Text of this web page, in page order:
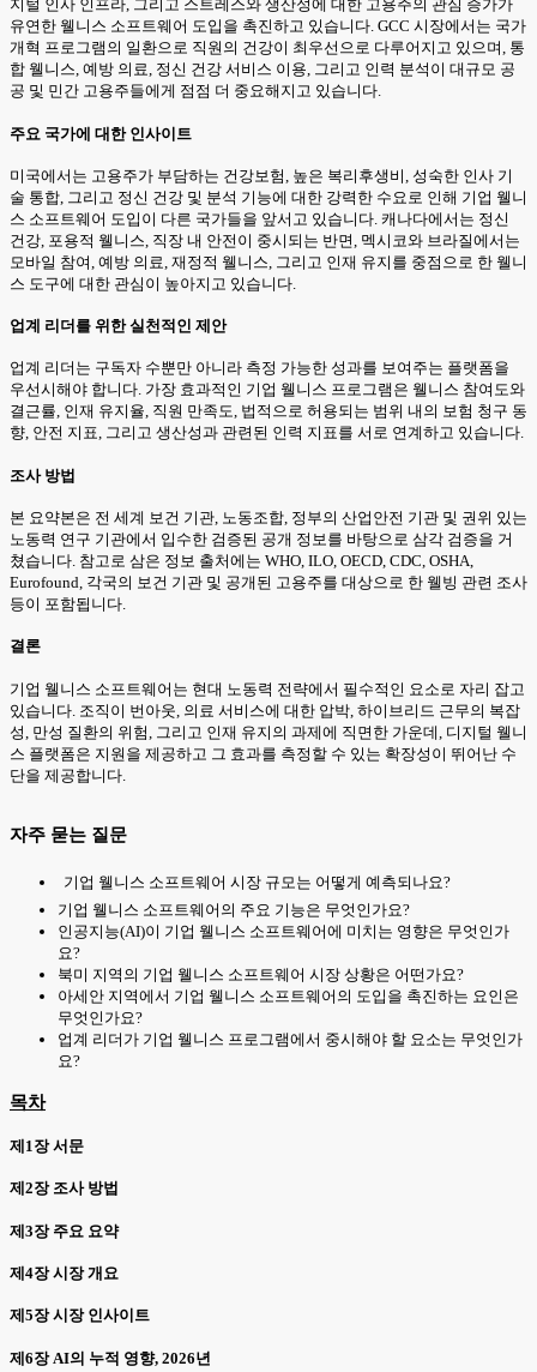
지털 인사 인프라, 그리고 스트레스와 생산성에 대한 고용주의 관심 증가가
유연한 웰니스 소프트웨어 도입을 촉진하고 있습니다. GCC 시장에서는 국가
개혁 프로그램의 일환으로 직원의 건강이 최우선으로 다루어지고 있으며, 통
합 웰니스, 예방 의료, 정신 건강 서비스 이용, 그리고 인력 분석이 대규모 공
공 및 민간 고용주들에게 점점 더 중요해지고 있습니다.
주요 국가에 대한 인사이트
미국에서는 고용주가 부담하는 건강보험, 높은 복리후생비, 성숙한 인사 기
술 통합, 그리고 정신 건강 및 분석 기능에 대한 강력한 수요로 인해 기업 웰니
스 소프트웨어 도입이 다른 국가들을 앞서고 있습니다. 캐나다에서는 정신
건강, 포용적 웰니스, 직장 내 안전이 중시되는 반면, 멕시코와 브라질에서는
모바일 참여, 예방 의료, 재정적 웰니스, 그리고 인재 유지를 중점으로 한 웰니
스 도구에 대한 관심이 높아지고 있습니다.
업계 리더를 위한 실천적인 제안
업계 리더는 구독자 수뿐만 아니라 측정 가능한 성과를 보여주는 플랫폼을
우선시해야 합니다. 가장 효과적인 기업 웰니스 프로그램은 웰니스 참여도와
결근률, 인재 유지율, 직원 만족도, 법적으로 허용되는 범위 내의 보험 청구 동
향, 안전 지표, 그리고 생산성과 관련된 인력 지표를 서로 연계하고 있습니다.
조사 방법
본 요약본은 전 세계 보건 기관, 노동조합, 정부의 산업안전 기관 및 권위 있는
노동력 연구 기관에서 입수한 검증된 공개 정보를 바탕으로 삼각 검증을 거
쳤습니다. 참고로 삼은 정보 출처에는 WHO, ILO, OECD, CDC, OSHA,
Eurofound, 각국의 보건 기관 및 공개된 고용주를 대상으로 한 웰빙 관련 조사
등이 포함됩니다.
결론
기업 웰니스 소프트웨어는 현대 노동력 전략에서 필수적인 요소로 자리 잡고
있습니다. 조직이 번아웃, 의료 서비스에 대한 압박, 하이브리드 근무의 복잡
성, 만성 질환의 위험, 그리고 인재 유지의 과제에 직면한 가운데, 디지털 웰니
스 플랫폼은 지원을 제공하고 그 효과를 측정할 수 있는 확장성이 뛰어난 수
단을 제공합니다.
자주 묻는 질문
기업 웰니스 소프트웨어 시장 규모는 어떻게 예측되나요?
기업 웰니스 소프트웨어의 주요 기능은 무엇인가요?
인공지능(AI)이 기업 웰니스 소프트웨어에 미치는 영향은 무엇인가
요?
북미 지역의 기업 웰니스 소프트웨어 시장 상황은 어떤가요?
아세안 지역에서 기업 웰니스 소프트웨어의 도입을 촉진하는 요인은
무엇인가요?
업계 리더가 기업 웰니스 프로그램에서 중시해야 할 요소는 무엇인가
요?
목차
제1장 서문
제2장 조사 방법
제3장 주요 요약
제4장 시장 개요
제5장 시장 인사이트
제6장 AI의 누적 영향, 2026년